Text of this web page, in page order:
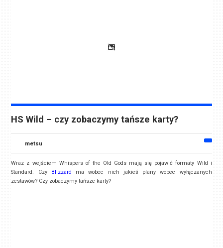
HS Wild – czy zobaczymy tańsze karty?
metsu
Wraz z wejściem Whispers of the Old Gods mają się pojawić formaty Wild i
Standard. Czy Blizzard ma wobec nich jakieś plany wobec wyłączanych
zestawów? Czy zobaczymy tańsze karty?